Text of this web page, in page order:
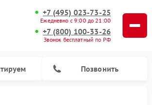
+7 (495) 023-73-25
Ежедневно с 9:00 до 21:00
+7 (800) 100-33-26
Звонок бесплатный по РФ
Позвонить